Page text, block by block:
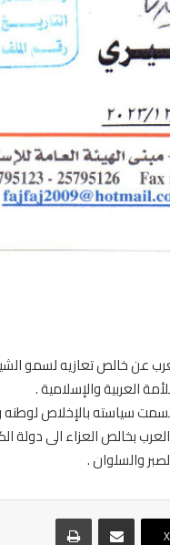
عن خالص تعازيه لسمو
العربية والإسلامية .
سياسته بالإخلاص
بخالص العزاء الى
والسلوان .
X
مشاركة عبر البريد طباعة